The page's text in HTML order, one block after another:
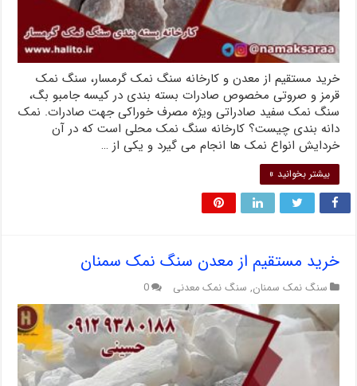
خرید مستقیم از معدن و کارخانه سنگ نمک گرمسار، سنگ نمک
قرمز و صروتی مخصوص صادرات بسته بندی در کیسه جامبو بگ،
سنگ نمک سفید صادراتی ویژه مصرف خوراکی جهت صادرات. نمک
دانه بندی چیست؟ کارخانه سنگ نمک محلی است که در آن
خردایش انواع نمک ها انجام می گیرد و یکی از …
بیشتر بخوانید »
خرید مستقیم از معدن سنگ نمک سمنان
سنگ نمک سمنان, سنگ نمک معدنی 0